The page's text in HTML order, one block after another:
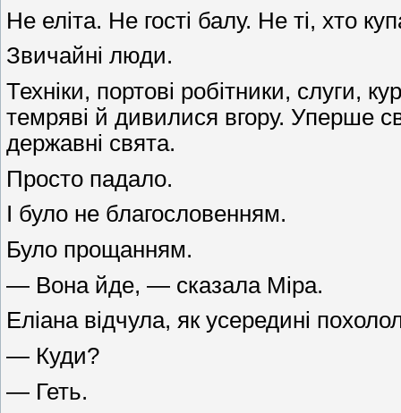
Не еліта. Не гості балу. Не ті, хто
Звичайні люди.
Техніки, портові робітники, слуги,
темряві й дивилися вгору. Уперше
державні свята.
Просто падало.
І було не благословенням.
Було прощанням.
— Вона йде, — сказала Міра.
Еліана відчула, як усередині
— Куди?
— Геть.